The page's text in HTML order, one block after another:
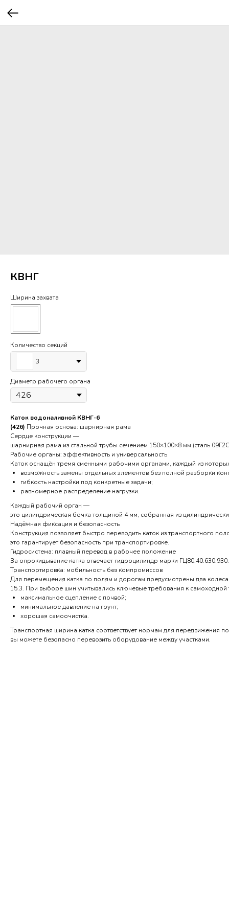
КВНГ
Ширина захвата
Количество секций
3
Диаметр рабочего органа
Каток водоналивной КВНГ-6
(426) Прочная основа: шарнирная рама
Сердце конструкции —
шарнирная рама из стальной трубы сечением 150×100×8 мм (сталь
Рабочие органы: эффективность и универсальность
Каток оснащён тремя сменными рабочими органами, каждый из
возможность замены отдельных элементов без полной разборки
гибкость настройки под конкретные задачи;
равномерное распределение нагрузки.
Каждый рабочий орган —
это цилиндрическая бочка толщиной 4 мм, собранная из
Надёжная фиксация и безопасность
Конструкция позволяет быстро переводить каток из транспортного
это гарантирует безопасность при транспортировке.
Гидросистема: плавный перевод в рабочее положение
За опрокидывание катка отвечает гидроцилиндр марки
Транспортировка: мобильность без компромиссов
Для перемещения катка по полям и дорогам предусмотрены два
15.3. При выборе шин учитывались ключевые требования к самоходной
максимальное сцепление с почвой;
минимальное давление на грунт;
хорошая самоочистка.
Транспортная ширина катка соответствует нормам для передвижения
вы можете безопасно перевозить оборудование между участками.